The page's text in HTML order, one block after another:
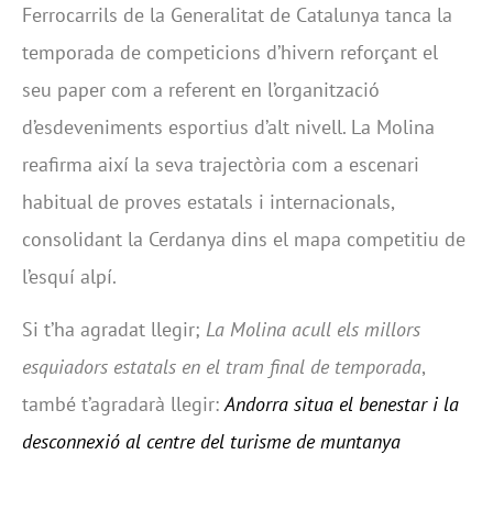
Ferrocarrils de la Generalitat de Catalunya tanca la
temporada de competicions d’hivern reforçant el
seu paper com a referent en l’organització
d’esdeveniments esportius d’alt nivell. La Molina
reafirma així la seva trajectòria com a escenari
habitual de proves estatals i internacionals,
consolidant la Cerdanya dins el mapa competitiu de
l’esquí alpí.
Si t’ha agradat llegir; La Molina acull els millors
esquiadors estatals en el tram final de temporada,
també t’agradarà llegir:Andorra situa el benestar i la
desconnexió al centre del turisme de muntanya